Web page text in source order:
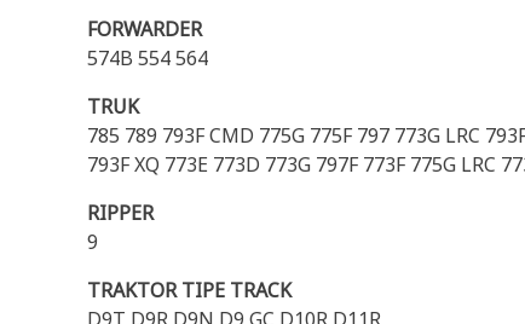
FORWARDER
574B 554 564
TRUK
785 789 793F CMD 775G 775F 797 773G LRC
793F XQ 773E 773D 773G 797F 773F 775G LRC
RIPPER
9
TRAKTOR TIPE TRACK